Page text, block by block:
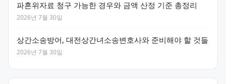
파혼위자료 청구 가능한 경우와 금액 산정 기준 총정리
2026년 7월 30일
상간소송방어, 대전상간녀소송변호사와 준비해야 할 것들
2026년 7월 30일